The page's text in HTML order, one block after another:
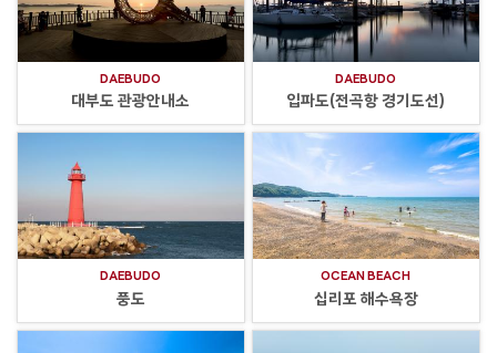
DAEBUDO
대부도 관광안내소
DAEBUDO
입파도(전곡항 경기도선)
DAEBUDO
풍도
OCEAN BEACH
십리포 해수욕장